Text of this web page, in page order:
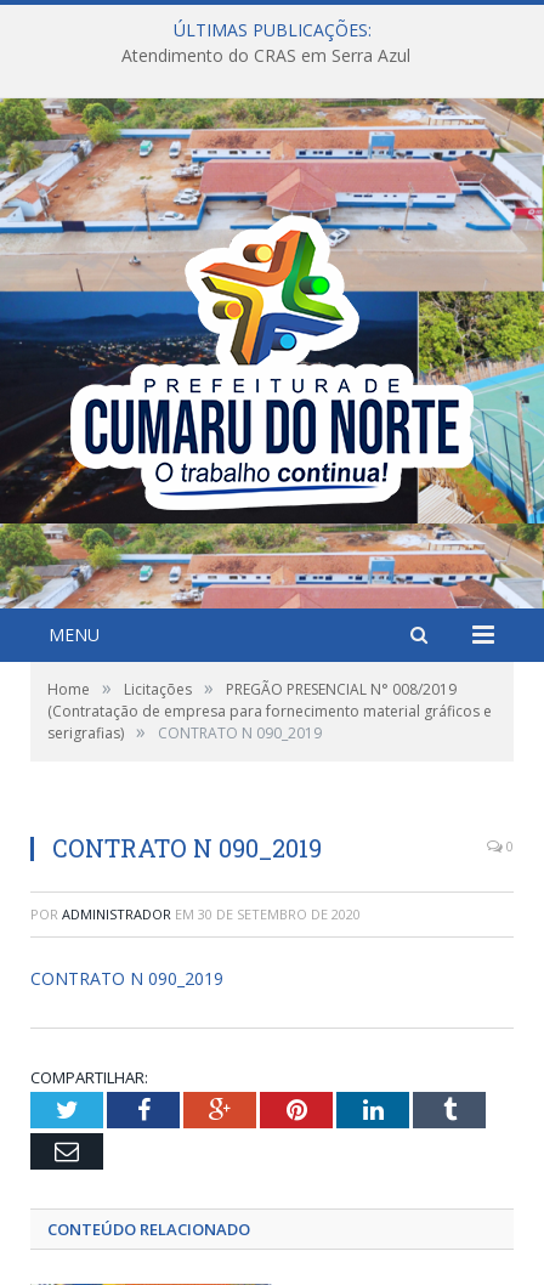
ÚLTIMAS PUBLICAÇÕES:
Atendimento do CRAS em Serra Azul
MENU
Home » Licitações »
PREGÃO PRESENCIAL N° 008/2019
(Contratação de empresa para fornecimento material gráficos e
serigrafias) » CONTRATO N 090_2019
CONTRATO N 090_2019 0
POR ADMINISTRADOR EM 30 DE SETEMBRO DE 2020
CONTRATO N 090_2019
COMPARTILHAR:
TwitterFacebookGoogle+PinterestLinkedInTumblr
Email
CONTEÚDO RELACIONADO